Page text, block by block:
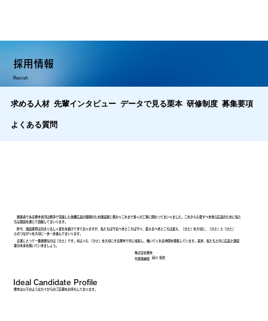
求める人材 先輩インタビュー データで見る栗本 研修制度 募集要項
よくある質問
Recruit
採用情報
創業者である栗本省司は戦争で荒廃した故郷広島の復興のため建設業に携わりこれまで多くの工事に関わってまいりました。これからも愛すべき地元広島のために私た
ちは建設を通じて貢献してまいります。
昨今、建設業界は目まぐるしく変化を続けてきておりますが、私たちは守るべきところは守り、変えるべきところは変え、「ひと」を大切に、「ひと」と「ひと」
とのつながりを大切に一歩一歩進んでまいります。
企業にとって一番重要なのは「ひと」です。何よりも 「ひと」を大切にする栗本で共に成長し、働いてくれる仲間を募集しています。是非、私たちと共に広島と建設
業の未来を築いていきましょう。
株式会社栗本
代表取締役
前川 拓也
Ideal Candidate Profile
栗本は以下のような方々からのご応募をお待ちしております。